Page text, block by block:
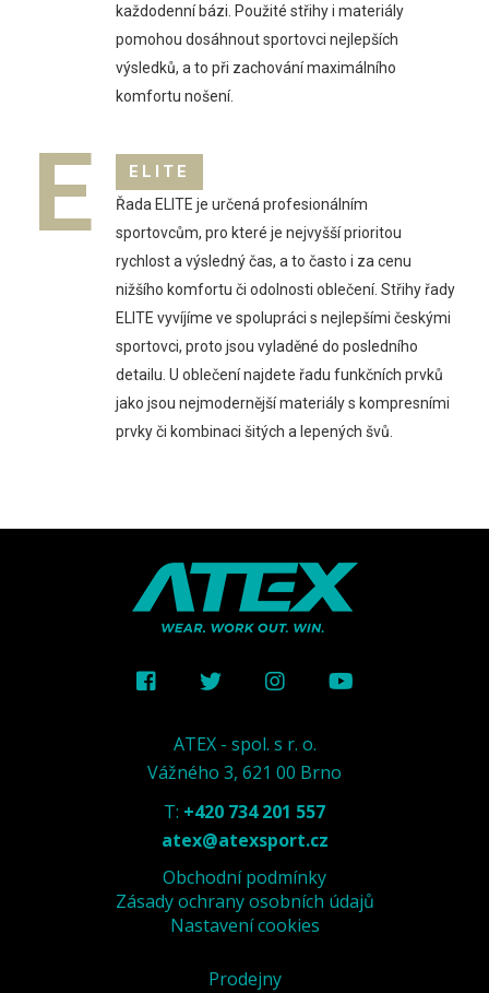
každodenní bázi. Použité střihy i materiály
pomohou dosáhnout sportovci nejlepších
výsledků, a to při zachování maximálního
komfortu nošení.
E ELITE
Řada ELITE je určená profesionálním
sportovcům, pro které je nejvyšší prioritou
rychlost a výsledný čas, a to často i za cenu
nižšího komfortu či odolnosti oblečení. Střihy řady
ELITE vyvíjíme ve spolupráci s nejlepšími českými
sportovci, proto jsou vyladěné do posledního
detailu. U oblečení najdete řadu funkčních prvků
jako jsou nejmodernější materiály s kompresními
prvky či kombinaci šitých a lepených švů.
ATEX - spol. s r. o.
Vážného 3, 621 00 Brno
T: +420 734 201 557
atex@atexsport.cz
Obchodní podmínky
Zásady ochrany osobních údajů
Nastavení cookies
Prodejny